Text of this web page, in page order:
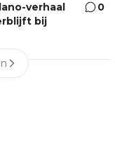
verhaal
bij
0